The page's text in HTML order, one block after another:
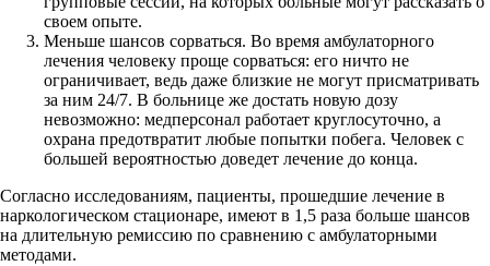
своем опыте.
Меньше шансов сорваться. Во время амбулаторного
лечения человеку проще сорваться: его ничто не
ограничивает, ведь даже близкие не могут присматривать
за ним 24/7. В больнице же достать новую дозу
невозможно: медперсонал работает круглосуточно, а
охрана предотвратит любые попытки побега. Человек с
большей вероятностью доведет лечение до конца.
Согласно исследованиям, пациенты, прошедшие лечение в
наркологическом стационаре, имеют в 1,5 раза больше шансов
на длительную ремиссию по сравнению с амбулаторными
методами.